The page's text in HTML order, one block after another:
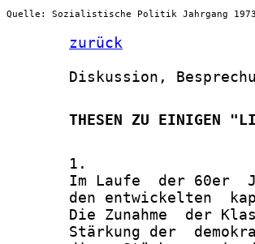
Quelle: Sozialistische Politik Jahrgang 1973
zurück
Diskussion,
THESEN ZU EINIGEN